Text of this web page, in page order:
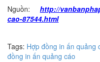
Nguồn: http://
cao-87544.html
Tags: Hợp đồng in ấn quảng
đồng in ấn quảng cáo